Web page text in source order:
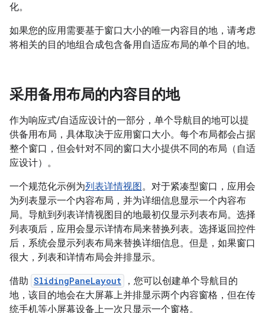
化。
如果您的应用需要基于窗口大小的唯一内容目的地，请考虑
将相关的目的地组合成包含备用自适应布局的单个目的地。
采用备用布局的内容目的地
作为响应式/自适应设计的一部分，单个导航目的地可以提
供备用布局，具体取决于应用窗口大小。每个布局都会占据
整个窗口，但会针对不同的窗口大小提供不同的布局（自适
应设计）。
一个规范化示例为列表详情视图。对于紧凑型窗口，应用会
为列表显示一个内容布局，并为详细信息显示一个内容布
局。导航到列表详情视图目的地最初仅显示列表布局。选择
列表项后，应用会显示详情布局来替换列表。选择返回控件
后，系统会显示列表布局来替换详细信息。但是，如果窗口
很大，列表和详情布局会并排显示。
借助 SlidingPaneLayout
，您可以创建单个导航目的
地，该目的地会在大屏幕上并排显示两个内容窗格，但在传
统手机等小屏幕设备上一次只显示一个窗格。